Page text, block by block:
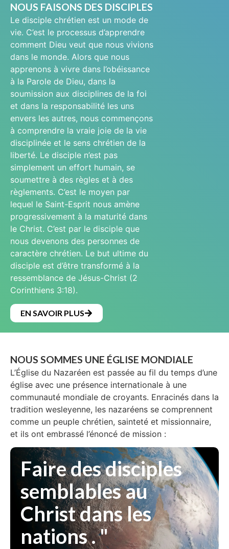
NOUS FAISONS DES DISCIPLES
Le disciple chrétien est un mode de
vie. C’est le processus d’apprendre
comment Dieu veut que nous vivions
dans le monde. Alors que nous
apprenons à vivre dans l’obéissance
à la Parole de Dieu, dans la
soumission aux disciplines de la foi
et dans la responsabilité les uns
envers les autres, nous commençons
à comprendre la vraie joie de la vie
disciplinée et le sens chrétien de la
liberté. Le disciple n’est pas
simplement un effort humain, se
soumettre à des règles et à des
règlements. C’est le moyen par
lequel le Saint-Esprit nous amène
progressivement à la maturité dans
le Christ. C’est par le disciple que
nous devenons des personnes de
caractère chrétien. Le but ultime du
disciple est d’être transformé à la
ressemblance de Jésus-Christ (2
Corinthiens 3:18).
EN SAVOIR PLUS
NOUS SOMMES UNE ÉGLISE MONDIALE
L’Église du Nazaréen est passée au fil du temps d’une
église avec une présence internationale à une
communauté mondiale de croyants. Enracinés dans la
tradition wesleyenne, les nazaréens se comprennent
comme un peuple chrétien, sainteté et missionnaire,
et ils ont embrassé l’énoncé de mission :
Faire des disciples
semblables au
Christ dans les
nations . "